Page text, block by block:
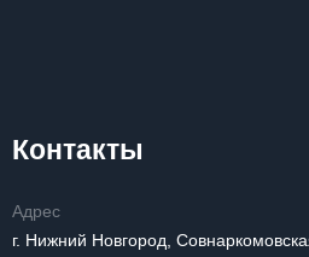
Контакты
Адрес
г. Нижний Новгород,